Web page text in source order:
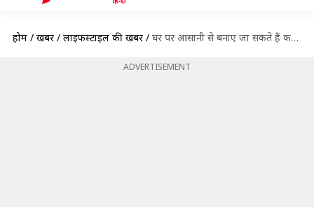
होम / खबरें / लाइफस्टाइल की खबरें / घर पर आसानी से बनाए जा सकते हैं कद्दू के बीज के व्यंजन, जानें रेसिपी
ADVERTISEMENT